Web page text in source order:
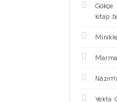
Gökçe
kitap
Yekta